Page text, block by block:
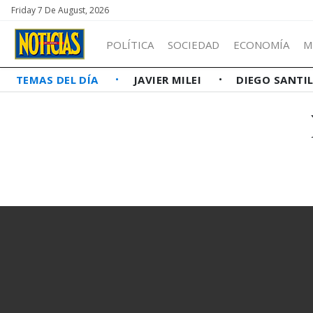
Friday 7 De August, 2026
POLÍTICA SOCIEDAD ECONOMÍA
TEMAS DEL DÍA JAVIER MILEI DIEGO